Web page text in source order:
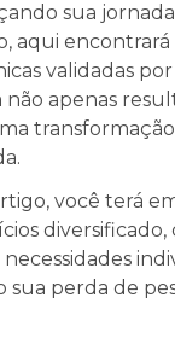
sua
aqui
validadas
apenas
você terá
diversificado,
sua perda de